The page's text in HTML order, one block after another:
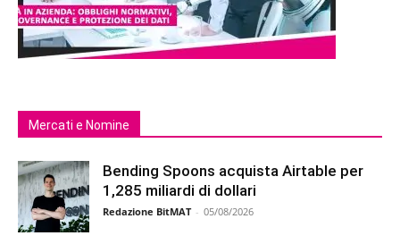
Mercati e Nomine
Bending Spoons acquista Airtable per
1,285 miliardi di dollari
Redazione BitMAT - 05/08/2026